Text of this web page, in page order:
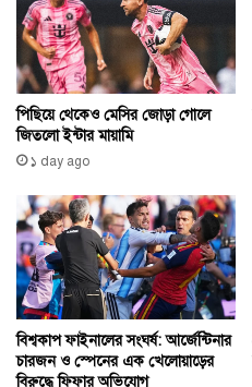
পিছিয়ে থেকেও মেসির জোড়া গোলে
জিতলো ইন্টার মায়ামি
১ day ago
বিশ্বকাপ ফাইনালের সংঘর্ষ: আর্জেন্টিনার
চারজন ও স্পেনের এক খেলোয়াড়ের
বিরুদ্ধে ফিফার অভিযোগ